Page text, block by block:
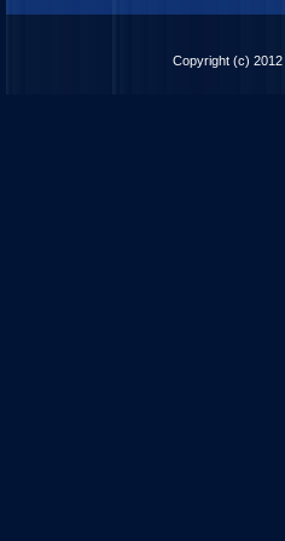
Copyright (c) 2012